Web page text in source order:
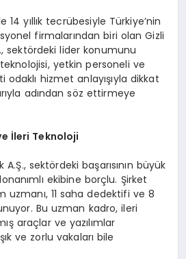
yıllık tecrübesiyle Türkiye’nin
firmalarından biri olan Gizli
sektördeki lider konumunu
yetkin personeli ve
hizmet anlayışıyla dikkat
adından söz ettirmeye
İleri Teknoloji
sektördeki başarısının büyük
ekibine borçlu. Şirket
uzmanı, 11 saha dedektifi ve 8
Bu uzman kadro, ileri
araçlar ve yazılımlar
ve zorlu vakaları bile